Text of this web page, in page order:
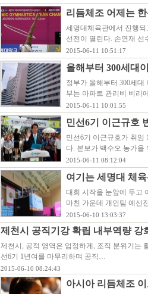
리듬체조 어제는
세명대체육관에서 진행
선전이 열린다. 손연재
2015-06-11 10:51:17
올해부터 300세대
정부가 올해부터 300세
부는 아파트 관리비 비리
2015-06-11 10:01:55
민선6기 이근규호
민선6기 이근규호가 취임
다. 본보가 백수오 농가
2015-06-11 08:12:04
여기는 세명대 체
대회 시작을 눈앞에 두고
마친 가운데 개인팀 예선
2015-06-10 13:03:37
제천시 공직기강 확립 내부역량 강
제천시, 공적 영역은 엄정하게, 조직 분위기는
선6기 1년여를 마무리하며 공직…
2015-06-10 08:24:43
아시아 리듬체조